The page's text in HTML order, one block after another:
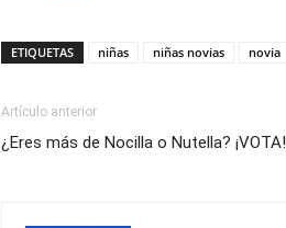
ETIQUETAS niñas niñas novias novia
Artículo anterior
¿Eres más de Nocilla o Nutella? ¡VOTA!